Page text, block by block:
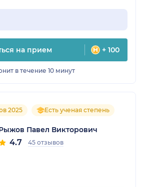
на прием + 100
в течение 10 минут
2025 Есть ученая степень
Павел Викторович
4.7 45 отзывов